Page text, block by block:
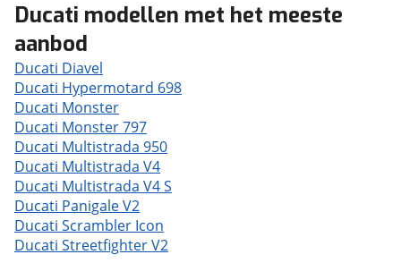
Ducati modellen met het meeste
aanbod
Ducati Diavel
Ducati Hypermotard 698
Ducati Monster
Ducati Monster 797
Ducati Multistrada 950
Ducati Multistrada V4
Ducati Multistrada V4 S
Ducati Panigale V2
Ducati Scrambler Icon
Ducati Streetfighter V2